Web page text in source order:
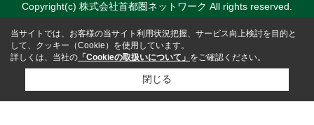
Copyright(c) 株式会社首都圏ネットワーク All rights reserved.
当サイトでは、お客様の当サイト利用状況把握、サービス向上検討を目的と
して、クッキー（Cookie）を使用しています。
詳しくは、当社の 「Cookieの取扱いについて」 をご確認ください。
閉じる